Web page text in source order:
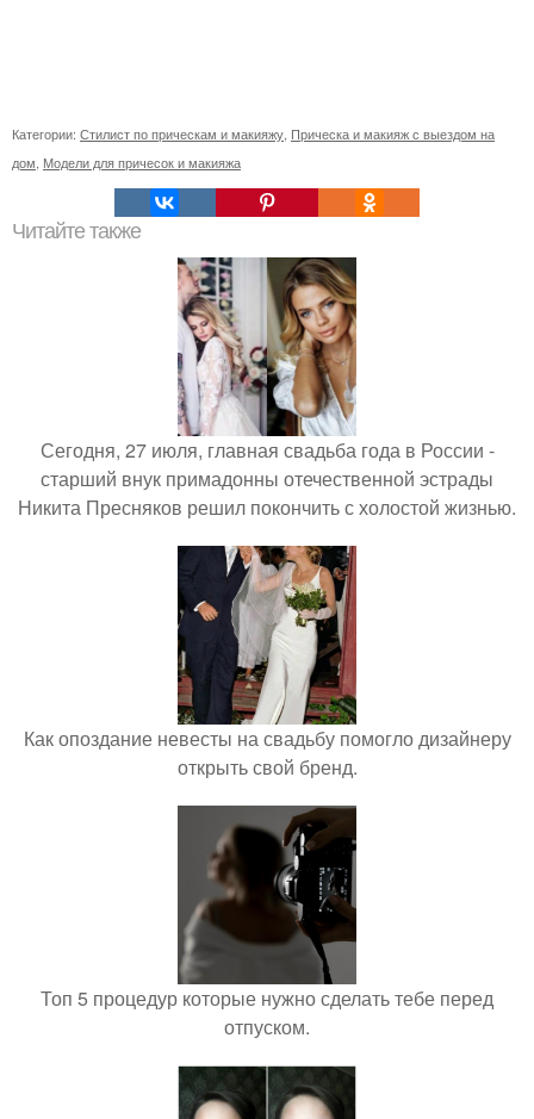
Категории: Стилист по прическам и макияжу Прическа и макияж с выездом на
дом Модели для причесок и макияжа
Читайте также
Сегодня, 27 июля, главная свадьба года в России -
старший внук примадонны отечественной эстрады
Никита Пресняков решил покончить с холостой жизнью.
Как опоздание невесты на свадьбу помогло дизайнеру
открыть свой бренд.
Топ 5 процедур которые нужно сделать тебе перед
отпуском.